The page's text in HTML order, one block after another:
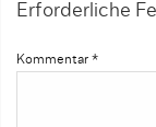
Erforderliche
Kommentar *